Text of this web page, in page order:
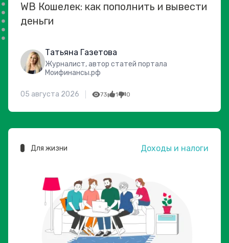
WB Кошелек: как пополнить и вывести
деньги
Татьяна Газетова
Журналист, автор статей портала
Моифинансы.рф
05 августа 2026 73 1 0
Для жизни Доходы и налоги